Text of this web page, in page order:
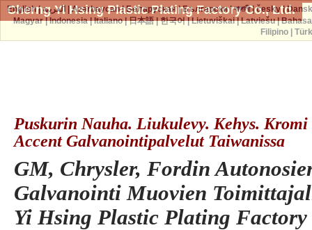
Cherng Yi Hsing Plastic Plating Factory Co., Ltd.
Puskurin Nauha. Liukulevy. Kehys.
Accent Galvanointipalvelut Taiwanissa
GM, Chrysler, Fordin
Galvanointi Muovien
Yi Hsing Plastic Plating
English|العربية |Azərbaycan|Беларуская|Български|বাঙ্গালী|česky|
Magyar|Indonesia|Italiano|日本語|한국어|Lietuviškai|Latviešu|
Filipino|